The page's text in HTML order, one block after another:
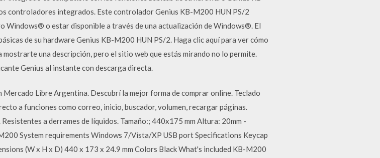
controladores integrados. Este controlador Genius KB-M200 HUN PS/2
Windows® o estar disponible a través de una actualización de Windows®. El
de su hardware Genius KB-M200 HUN PS/2. Haga clic aquí para ver cómo
una descripción, pero el sitio web que estás mirando no lo permite.
Genius al instante con descarga directa.
Libre Argentina. Descubrí la mejor forma de comprar online. Teclado
a funciones como correo, inicio, buscador, volumen, recargar páginas.
a derrames de líquidos. Tamaño:; 440x175 mm Altura: 20mm -
System requirements Windows 7/Vista/XP USB port Specifications Keycap
(W x H x D) 440 x 173 x 24.9 mm Colors Black What's included KB-M200